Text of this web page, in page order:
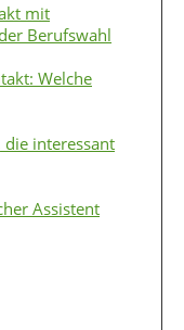
mit
Berufswahl
Welche
interessant
Assistent